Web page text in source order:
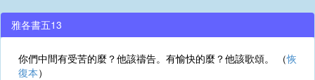
雅各書五13
你們中間有受苦的麼？他該禱告。有愉快的麼？他該歌頌。 （恢
復本）